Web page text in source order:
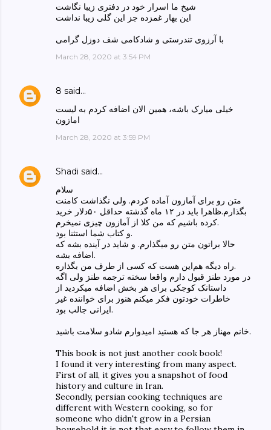
شیخ ما اسرار خود در دفتری زیبا نگاشت
این بهار غمزده جز این گلی زیبا نداشت
با آرزوی تندرستی و شادکامی شف دوزل گرامی
March 28, 2020 at 3:54 PM
8 said…
خیلی میارک باشه، همین الان اضافه کردم به لیست
امازون
March 28, 2020 at 3:59 PM
Shadi said…
سلام
متن رو برای آمازون آماده کردم. ولی نگذاشت کامنت
بگذارم.ظاهرا باید در ۱۲ ماه گذشته حداقل ۵۰‌دلار خرید
کرده باشیم که من کلا از آمازون چیزی نمیخرم.
و کتاب شما استثنا بود.
حالا براتون متن رو میگذارم. و شاید در آینده بشه که
اضافه بشه.
راه دیگه هم‌این هست که کسی از طرف من بگذاره.
در مورد طنز قبول دارم واقعا سخته ترجمه طنز ولی اگه
داستانک کوجکی برای هر بخش اضافه میکردید از
خاطرات خودتون فکر میکنم هنوز برای خواننده غیر
ایرانی جالب بود.
خانم مهناز هر جا که هستید امیدوارم شادو سلامت باشید.
This book is not just another cook book!
I found it very interesting from many aspect.
First of all, it gives you a snapshot of food
history and culture in Iran.
Secondly, persian cooking techniques are
different with Western cooking, so for
someone who didn't grow in a Persian